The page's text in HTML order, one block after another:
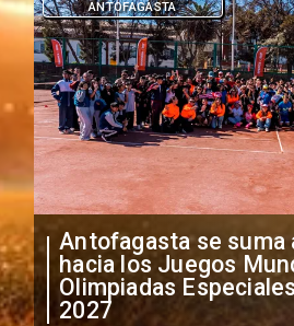
Antofagasta se suma
hacia los Juegos
Olimpiadas
2027
ANTOFAGASTA